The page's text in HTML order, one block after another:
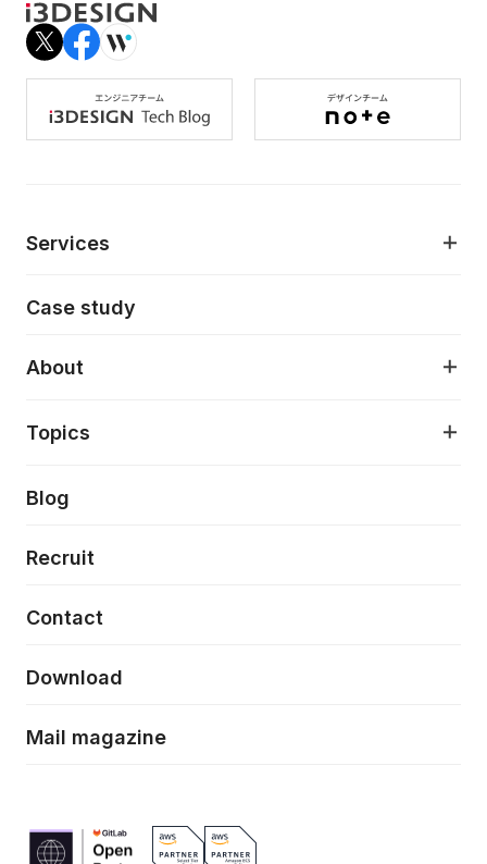
Services
AI駆動開発支援
モダナイゼーション
特徴量エンジニアリングと生成AI
フロントエンド開発
Case study
About
About
Topics
Press release
News
Event/Seminer
Blog
Recruit
Contact
Download
Mail magazine